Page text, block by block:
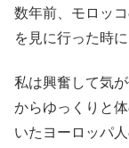
数年前、モロッ
を見に行った時
私は興奮して気
からゆっくりと
いたヨーロッパ